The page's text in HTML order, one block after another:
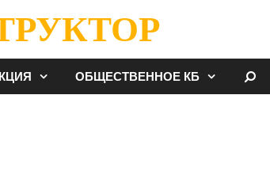
ОБЩЕСТВЕННОЕ КБ